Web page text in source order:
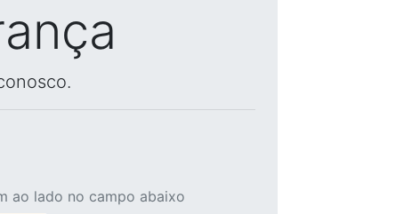
ao lado no campo abaixo